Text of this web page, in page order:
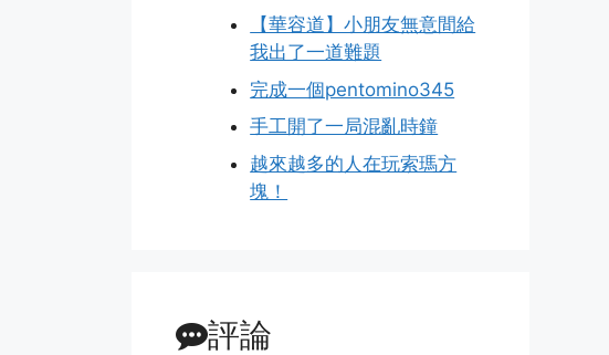
【華容道】小朋友無意間給
我出了一道難題
完成一個pentomino345
手工開了一局混亂時鐘
越來越多的人在玩索瑪方
塊！
評論